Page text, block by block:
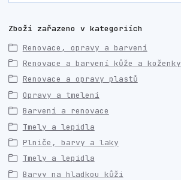
Zboží zařazeno v kategoriích
Renovace, opravy a barvení
Renovace a barvení kůže a koženky
Renovace a opravy plastů
Opravy a tmelení
Barvení a renovace
Tmely a lepidla
Plniče, barvy a laky
Tmely a lepidla
Barvy na hladkou kůži